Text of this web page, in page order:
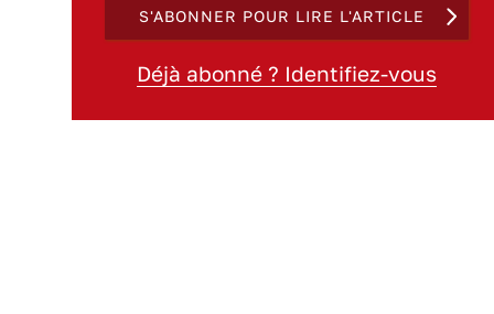
S'ABONNER POUR LIRE L'ARTICLE
Déjà abonné ? Identifiez-vous